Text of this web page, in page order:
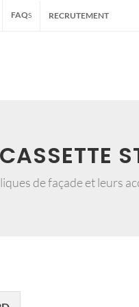
FAQS RECRUTEMENT
de façade et leurs